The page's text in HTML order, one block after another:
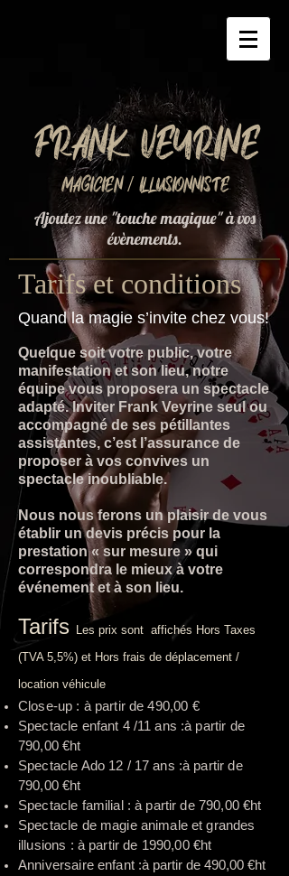
Frank Veyrine
Magicien / Illusionniste
Ajoutez une "touche magique" à vos
évènements.
Tarifs et conditions
Quand la magie s’invite chez vous!
Quelque soit votre public, votre
manifestation et son lieu, notre
équipe vous proposera un spectacle
adapté. Inviter Frank Veyrine seul ou
accompagné de ses pétillantes
assistantes, c’est l’assurance de
proposer à vos convives un
spectacle inoubliable.
Nous nous ferons un plaisir de vous
établir un devis précis pour la
prestation « sur mesure » qui
correspondra le mieux à votre
événement et à son lieu.
Tarifs Les prix sont affichés Hors Taxes
(TVA 5,5%) et Hors frais de déplacement /
location véhicule
Close-up : à partir de 490,00 €
Spectacle enfant 4 /11 ans :à partir de
790,00 €ht
Spectacle Ado 12 / 17 ans :à partir de
790,00 €ht
Spectacle familial : à partir de 790,00 €ht
Spectacle de magie animale et grandes
illusions : à partir de 1990,00 €ht
Anniversaire enfant :à partir de 490,00 €ht